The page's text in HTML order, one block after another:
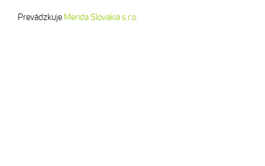
Prevádzkuje Merida Slovakia s.r.o.